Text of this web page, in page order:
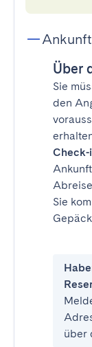
Ankunft
Über
Sie
den
Check-
Sie
über